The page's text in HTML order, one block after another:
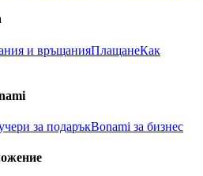
и връщанияПлащанеКак
за подаръкBonami за бизнес